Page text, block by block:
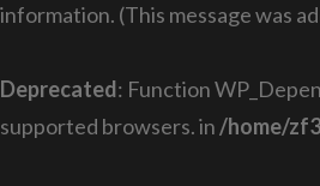
information. (This message was
Deprecated: Function
supported browsers. in /home/